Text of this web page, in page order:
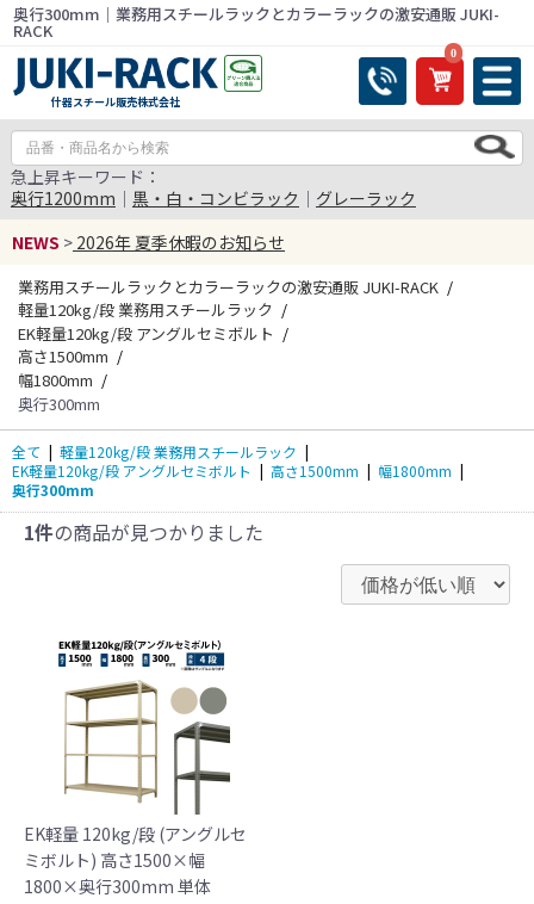
奥行300mm｜業務用スチールラックとカラーラックの激安通販 JUKI-
RACK
什器スチール販売株式会社
0
急上昇キーワード：
奥行1200mm ｜ 黒・白・コンビラック ｜ グレーラック
NEWS > 2026年 夏季休暇のお知らせ
業務用スチールラックとカラーラックの激安通販 JUKI-RACK
軽量120kg/段 業務用スチールラック
EK軽量120kg/段 アングルセミボルト
高さ1500mm
幅1800mm
奥行300mm
全て | 軽量120kg/段 業務用スチールラック |
EK軽量120kg/段 アングルセミボルト | 高さ1500mm | 幅1800mm |
奥行300mm
1件の商品が見つかりました
EK軽量 120kg/段 (アングルセ
ミボルト) 高さ1500×幅
1800×奥行300mm 単体